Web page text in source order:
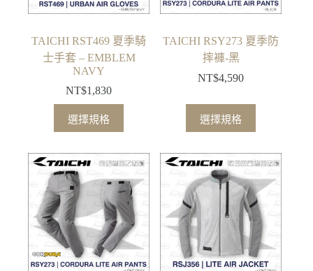
在
品
頁
面
選
擇
選
在
品
頁
選
擇
選
TAICHI RST469 夏季騎
士手套 – EMBLEM
NAVY
NT$1,830
選擇規格
此
產
有
多
款
式。
可
在
TAICHI RSY273 夏季防
摔褲-黑
NT$4,590
選擇規格
此
產
有
多
種
款
式。
在